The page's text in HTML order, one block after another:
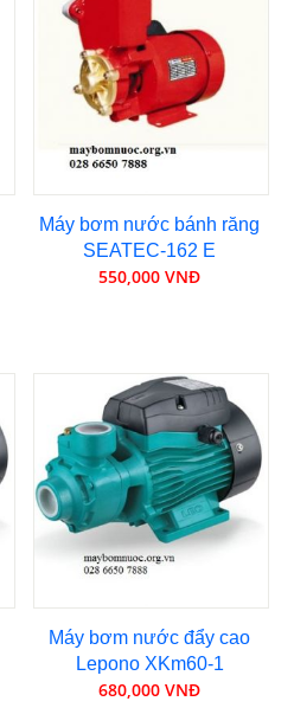
Máy bơm nước bánh răng
SEATEC-162 E
550,000 VNĐ
Máy bơm nước đẩy cao
Lepono XKm60-1
680,000 VNĐ